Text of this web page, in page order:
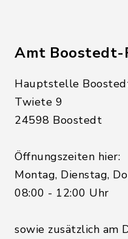
Amt Boostedt-
Hauptstelle
Twiete 9
24598 Boostedt
Öffnungszeiten hier:
Montag, Dienstag,
08:00 - 12:00 Uhr
sowie zusätzlich am